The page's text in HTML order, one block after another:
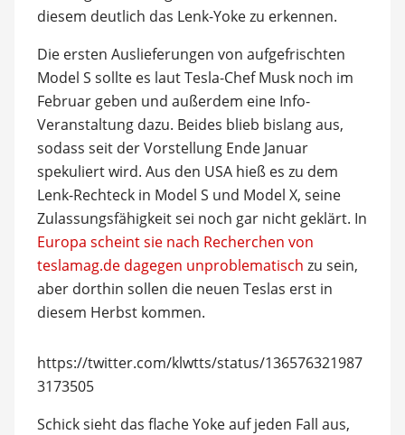
diesem deutlich das Lenk-Yoke zu erkennen.
Die ersten Auslieferungen von aufgefrischten
Model S sollte es laut Tesla-Chef Musk noch im
Februar geben und außerdem eine Info-
Veranstaltung dazu. Beides blieb bislang aus,
sodass seit der Vorstellung Ende Januar
spekuliert wird. Aus den USA hieß es zu dem
Lenk-Rechteck in Model S und Model X, seine
Zulassungsfähigkeit sei noch gar nicht geklärt. In
Europa scheint sie nach Recherchen von
teslamag.de dagegen unproblematisch zu sein,
aber dorthin sollen die neuen Teslas erst in
diesem Herbst kommen.
https://twitter.com/klwtts/status/136576321987
3173505
Schick sieht das flache Yoke auf jeden Fall aus,